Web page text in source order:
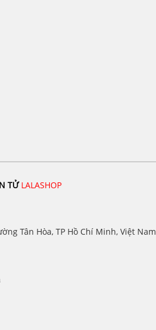
TỬ LALASHOP
Tân Hòa, TP Hồ Chí Minh, Việt Nam